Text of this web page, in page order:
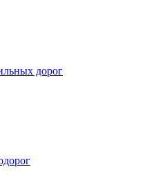
дорог